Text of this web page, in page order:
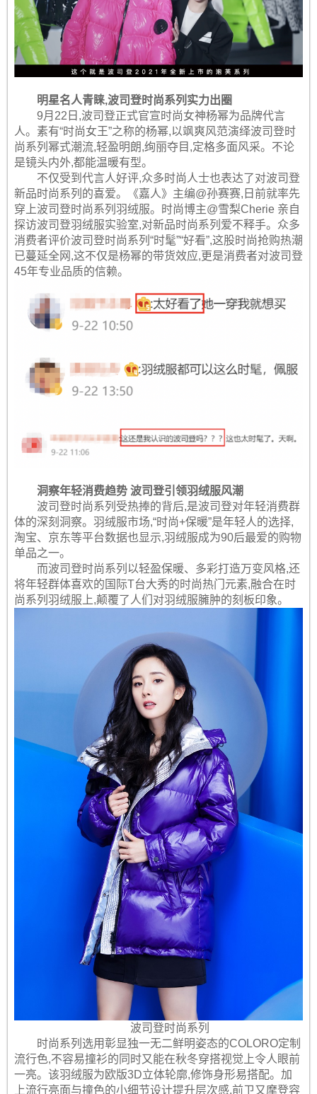
明星名人青睐,波司登时尚系列实力出圈
9月22日,波司登正式官宣时尚女神杨幂为品牌代言
人。素有“时尚女王”之称的杨幂,以飒爽风范演绎波司登时
尚系列幂式潮流,轻盈明朗,绚丽夺目,定格多面风采。不论
是镜头内外,都能温暖有型。
不仅受到代言人好评,众多时尚人士也表达了对波司登
新品时尚系列的喜爱。《嘉人》主编@孙赛赛,日前就率先
穿上波司登时尚系列羽绒服。时尚博主@雪梨Cherie 亲自
探访波司登羽绒服实验室,对新品时尚系列爱不释手。众多
消费者评价波司登时尚系列“时髦”“好看”,这股时尚抢购热潮
已蔓延全网,这不仅是杨幂的带货效应,更是消费者对波司登
45年专业品质的信赖。
洞察年轻消费趋势 波司登引领羽绒服风潮
波司登时尚系列受热捧的背后,是波司登对年轻消费群
体的深刻洞察。羽绒服市场,“时尚+保暖”是年轻人的选择,
淘宝、京东等平台数据也显示,羽绒服成为90后最爱的购物
单品之一。
而波司登时尚系列以轻盈保暖、多彩打造万变风格,还
将年轻群体喜欢的国际T台大秀的时尚热门元素,融合在时
尚系列羽绒服上,颠覆了人们对羽绒服臃肿的刻板印象。
波司登时尚系列
时尚系列选用彰显独一无二鲜明姿态的COLORO定制
流行色,不容易撞衫的同时又能在秋冬穿搭视觉上令人眼前
一亮。该羽绒服为欧版3D立体轮廓,修饰身形易搭配。加
上流行亮面与撞色的小细节设计提升层次感,前卫又摩登容